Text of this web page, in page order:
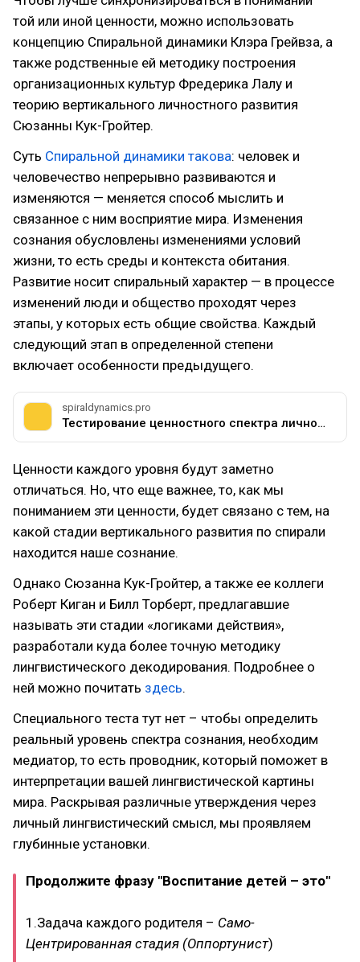
той или иной ценности, можно использовать
концепцию Спиральной динамики Клэра Грейвза, а
также родственные ей методику построения
организационных культур Фредерика Лалу и
теорию вертикального личностного развития
Сюзанны Кук-Гройтер.
Суть Спиральной динамики такова: человек и
человечество непрерывно развиваются и
изменяются — меняется способ мыслить и
связанное с ним восприятие мира. Изменения
сознания обусловлены изменениями условий
жизни, то есть среды и контекста обитания.
Развитие носит спиральный характер — в процессе
изменений люди и общество проходят через
этапы, у которых есть общие свойства. Каждый
следующий этап в определенной степени
включает особенности предыдущего.
spiraldynamics.pro
Тестирование ценностного спектра личности
Ценности каждого уровня будут заметно
отличаться. Но, что еще важнее, то, как мы
пониманием эти ценности, будет связано с тем, на
какой стадии вертикального развития по спирали
находится наше сознание.
Однако Сюзанна Кук-Гройтер, а также ее коллеги
Роберт Киган и Билл Торберт, предлагавшие
называть эти стадии «логиками действия»,
разработали куда более точную методику
лингвистического декодирования. Подробнее о
ней можно почитать здесь.
Специального теста тут нет – чтобы определить
реальный уровень спектра сознания, необходим
медиатор, то есть проводник, который поможет в
интерпретации вашей лингвистической картины
мира. Раскрывая различные утверждения через
личный лингвистический смысл, мы проявляем
глубинные установки.
Продолжите фразу "Воспитание детей – это"
1.Задача каждого родителя – Само-
Центрированная стадия (Оппортунист)